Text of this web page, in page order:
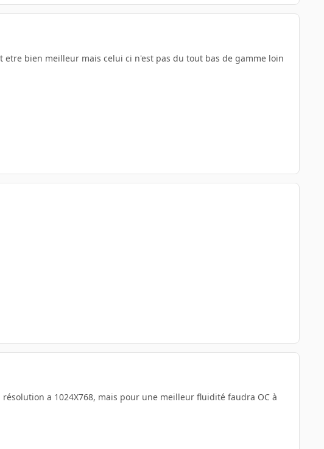
etre bien meilleur mais celui ci n'est pas du tout bas de gamme loin
a 1024X768, mais pour une meilleur fluidité faudra OC à